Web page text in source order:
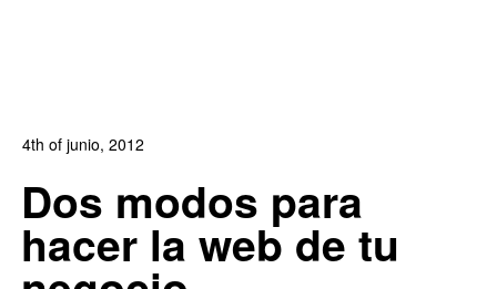
4th of junio, 2012
0
0
Dos modos para
hacer la web de tu